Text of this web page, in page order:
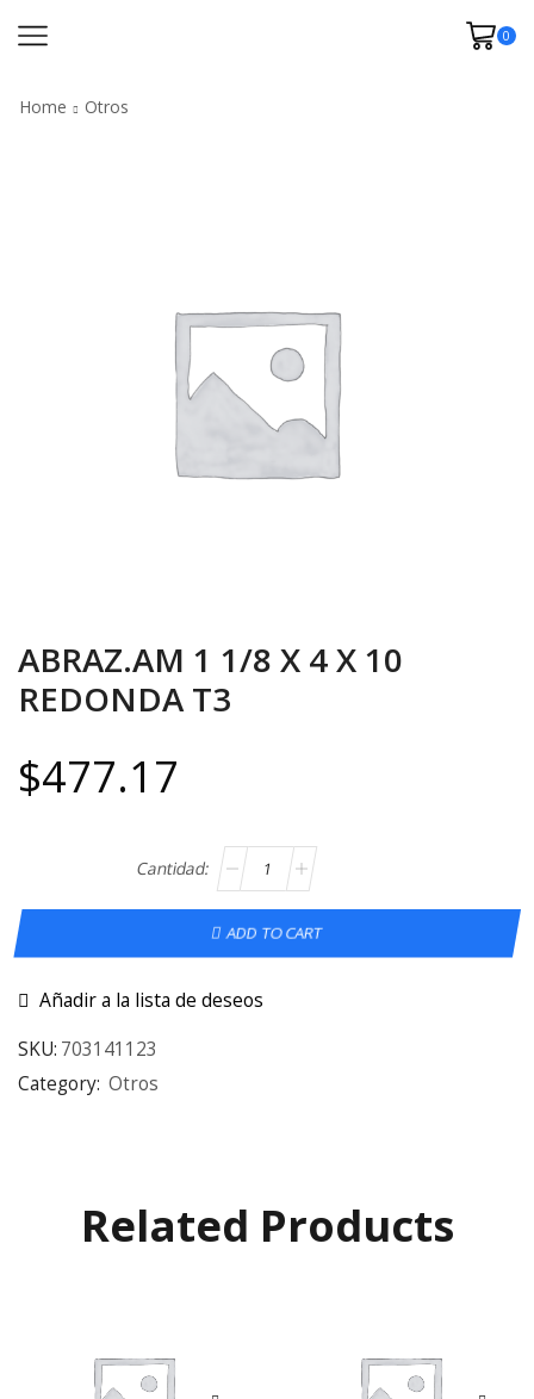
0
Home Otros
ABRAZ.AM 1 1/8 X 4 X 10
REDONDA T3
$477.17
ADD TO CART
Añadir a la lista de deseos
SKU: 703141123
Category: Otros
Related Products